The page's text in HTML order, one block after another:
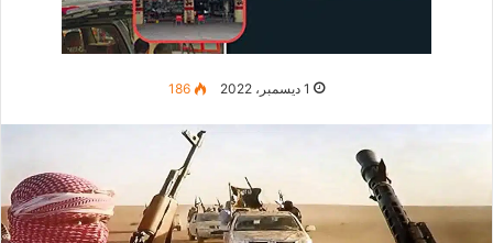
1 ديسمبر، 2022 186